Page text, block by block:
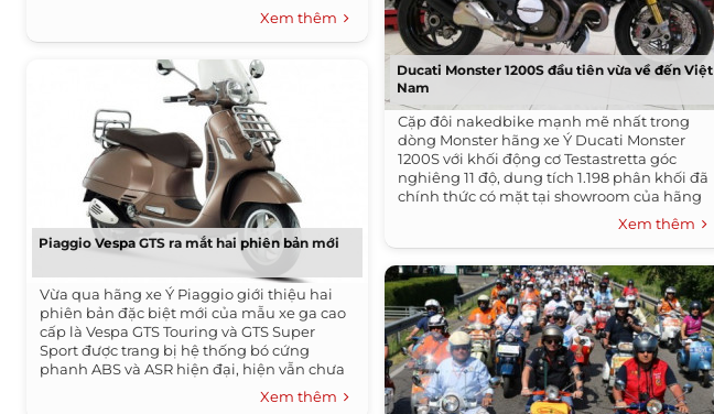
Xem thêm
Piaggio Vespa GTS ra mắt hai phiên bản mới
Vừa qua hãng xe Ý Piaggio giới thiệu hai
phiên bản đặc biệt mới của mẫu xe ga cao
cấp là Vespa GTS Touring và GTS Super
Sport được trang bị hệ thống bó cứng
phanh ABS và ASR hiện đại, hiện vẫn chưa
Xem thêm
Ducati Monster 1200S đầu tiên vừa về đến Việt
Nam
Cặp đôi nakedbike mạnh mẽ nhất trong
dòng Monster hãng xe Ý Ducati Monster
1200S với khối động cơ Testastretta góc
nghiêng 11 độ, dung tích 1.198 phân khối đã
chính thức có mặt tại showroom của hãng
Xem thêm